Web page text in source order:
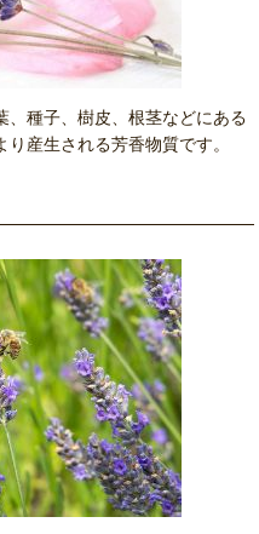
、種子、樹皮、根茎などにある
産生される芳香物質です。